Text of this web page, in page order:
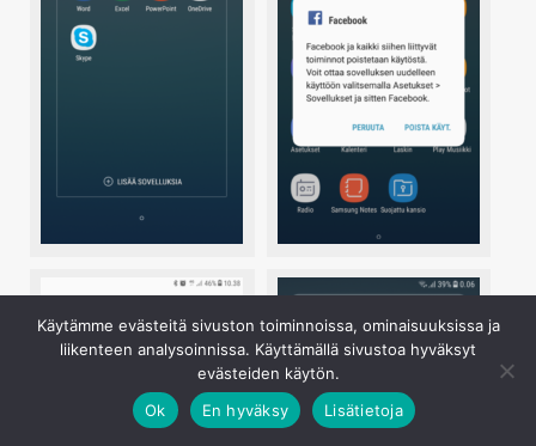
Käytämme evästeitä sivuston toiminnoissa, ominaisuuksissa ja
liikenteen analysoinnissa. Käyttämällä sivustoa hyväksyt
evästeiden käytön.
Ok
En hyväksy Lisätietoja